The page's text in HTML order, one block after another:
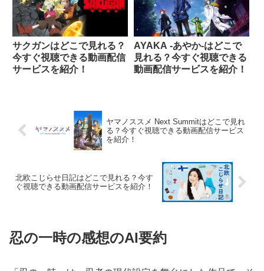
サクガンはどこで見れる？
今すぐ視聴できる動画配信
サービスを紹介！
AYAKA ‐あやか‐はどこで
見れる？今すぐ視聴できる
動画配信サービスを紹介！
ヤマノススメ Next Summitはどこで見れ
る？今すぐ視聴できる動画配信サービス
を紹介！
北欧こじらせ日記はどこで見れる？今す
ぐ視聴できる動画配信サービスを紹介！
忍の一時の感想のAI要約